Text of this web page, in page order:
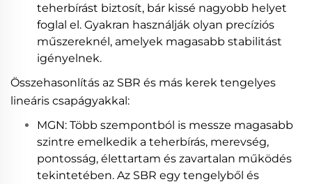
teherbírást biztosít, bár kissé nagyobb helyet
foglal el. Gyakran használják olyan precíziós
műszereknél, amelyek magasabb stabilitást
igényelnek.
Összehasonlítás az SBR és más kerek tengelyes
lineáris csapágyakkal:
MGN: Több szempontból is messze magasabb
szintre emelkedik a teherbírás, merevség,
pontosság, élettartam és zavartalan működés
tekintetében. Az SBR egy tengelyből és